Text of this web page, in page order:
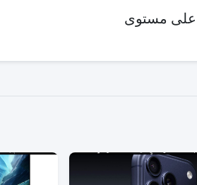
على مستوى